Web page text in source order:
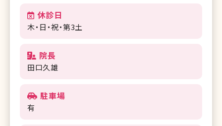
休診日
木・日・祝・第3土
院長
田口久雄
駐車場
有